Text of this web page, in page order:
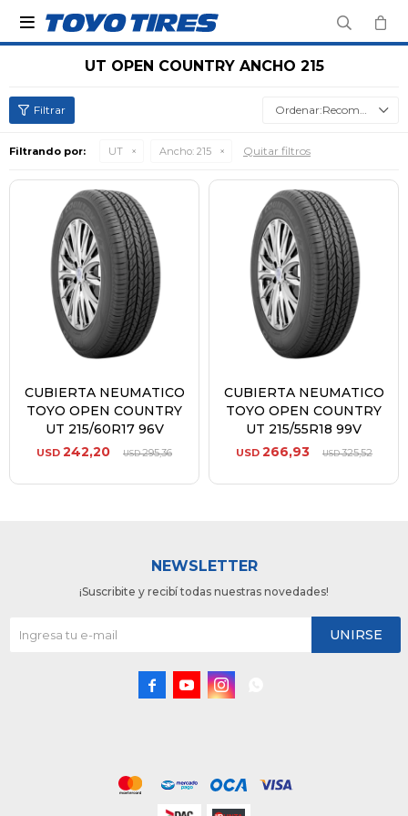

UT OPEN COUNTRY ANCHO 215
Recomendados
Filtrando por: UT Ancho: 215 Quitar filtros
CUBIERTA NEUMATICO
TOYO OPEN COUNTRY
UT 215/60R17 96V
USD 242,20 USD295,36
CUBIERTA NEUMATICO
TOYO OPEN COUNTRY
UT 215/55R18 99V
USD 266,93 USD325,52
NEWSLETTER
¡Suscribite y recibí todas nuestras novedades!
UNIRSE
  